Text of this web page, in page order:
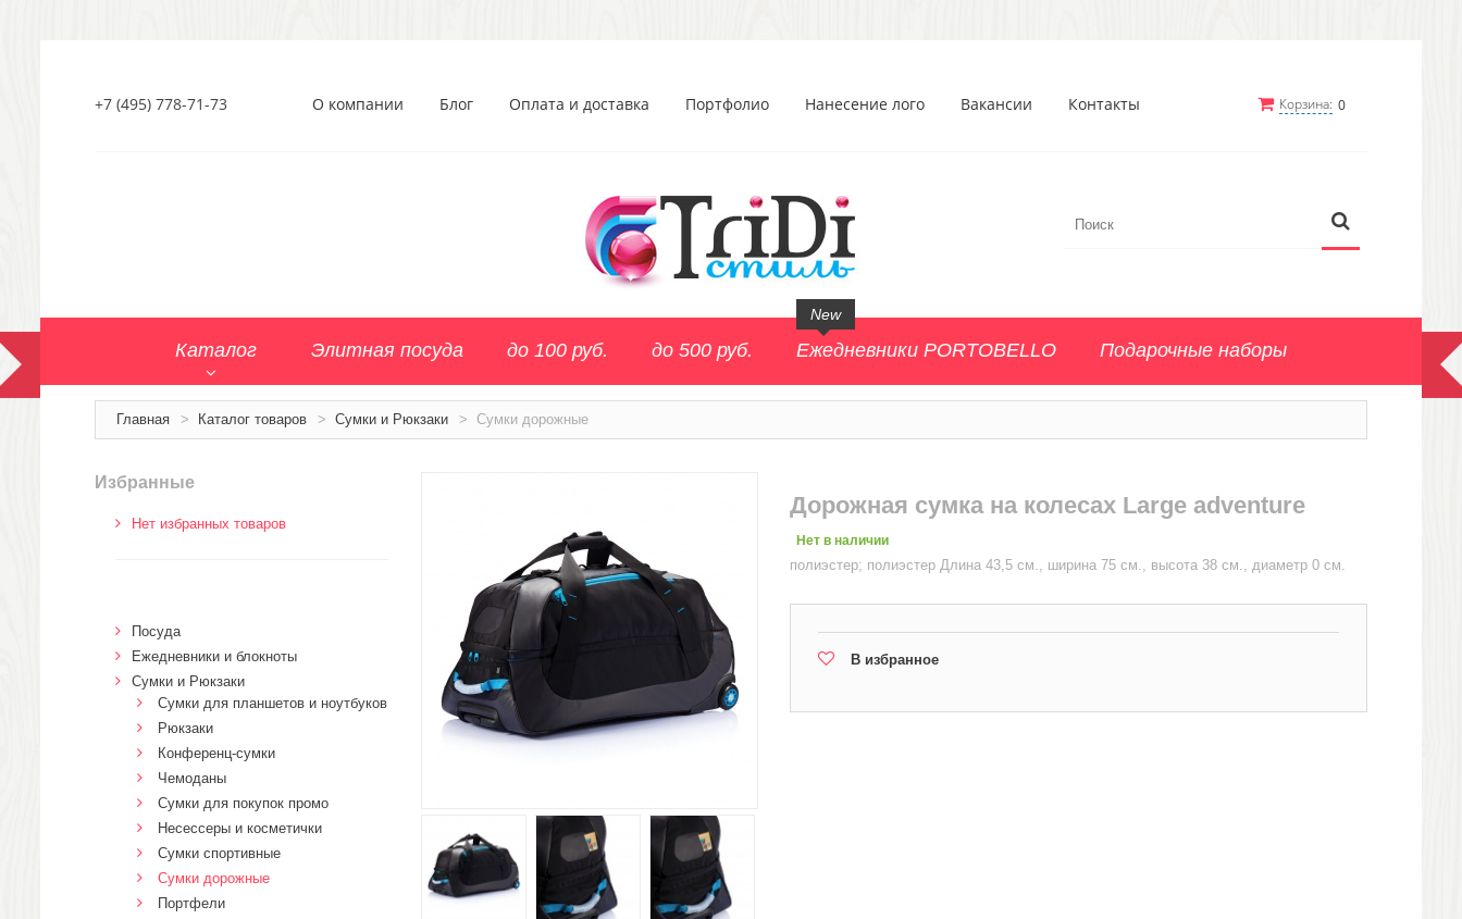
Корзина: 0
+7 (495) 778-71-73 О компании Блог Оплата и доставка Портфолио Нанесение лого Вакансии Контакты
Каталог Элитная посуда до 100 руб. до 500 руб. Ежедневники PORTOBELLO
New
Подарочные наборы
Главная > Каталог товаров > Сумки и Рюкзаки > Сумки дорожные
Дорожная сумка на колесах Large adventure
Нет в наличии
полиэстер; полиэстер Длина 43,5 см., ширина 75 см., высота 38 см., диаметр 0 см.
В избранное
Избранные
Нет избранных товаров
Посуда
Ежедневники и блокноты
Сумки и Рюкзаки
Сумки для планшетов и ноутбуков
Рюкзаки
Конференц-сумки
Чемоданы
Сумки для покупок промо
Несессеры и косметички
Сумки спортивные
Сумки дорожные
Портфели